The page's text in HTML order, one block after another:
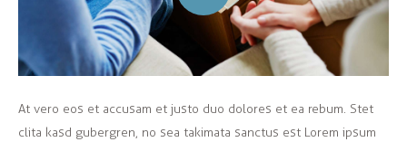
At vero eos et accusam et justo duo dolores et ea rebum. Stet
clita kasd gubergren, no sea takimata sanctus est Lorem ipsum